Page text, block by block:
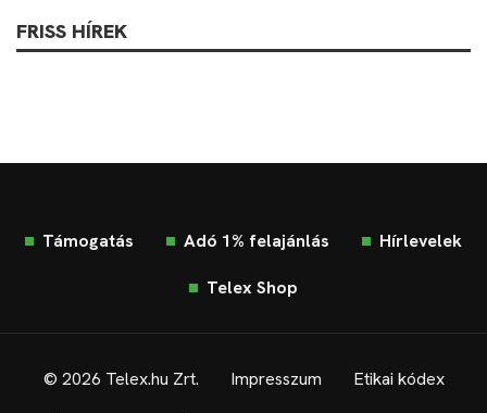
FRISS HÍREK
Támogatás Adó 1% felajánlás Hírlevelek
Telex Shop
© 2026 Telex.hu Zrt. Impresszum Etikai kódex